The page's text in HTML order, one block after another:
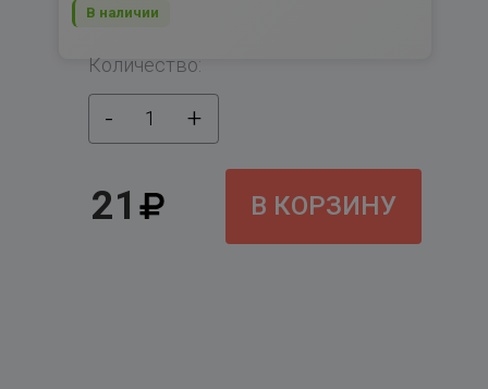
В наличии
Количество:
- 1 +
21 В КОРЗИНУ